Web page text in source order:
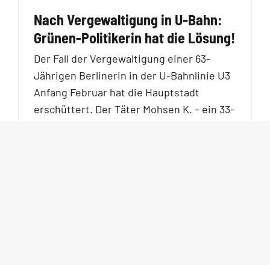
Nach Vergewaltigung in U-Bahn:
Grünen-Politikerin hat die Lösung!
Der Fall der Vergewaltigung einer 63-
Jährigen Berlinerin in der U-Bahnlinie U3
Anfang Februar hat die Hauptstadt
erschüttert. Der Täter Mohsen K. – ein 33-